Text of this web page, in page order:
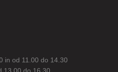
in od 11.00 do 14.30